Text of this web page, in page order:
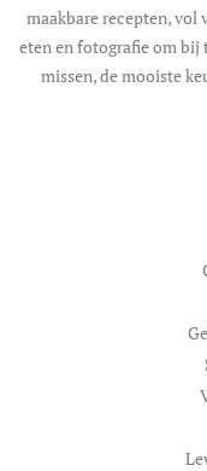
maakbare recepten, vol
eten en fotografie om bij
missen, de mooiste